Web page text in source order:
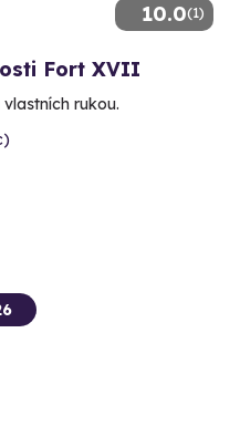
10.0(1)
Fort XVII
rukou.